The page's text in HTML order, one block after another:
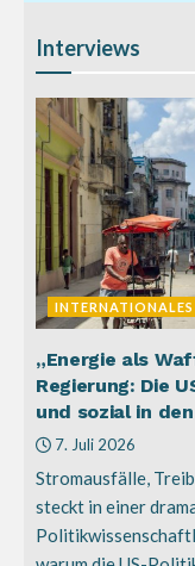
Interviews
INTERNATIONALES
„Energie als
Regierung: Die
und sozial in den
7. Juli 2026
Stromausfälle,
steckt in einer